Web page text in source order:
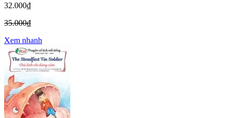
32.000₫
35.000₫
Xem nhanh